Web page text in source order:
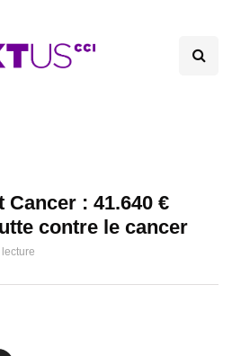
: 41.640 €
contre le cancer